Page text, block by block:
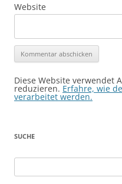
Website
Diese Website verwendet
reduzieren. Erfahre, wie
verarbeitet werden.
SUCHE
nach: